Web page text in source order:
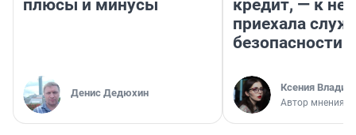
плюсы и минусы
Денис Дедюхин
кредит, — к
приехала
безопасности
Ксения
Автор мнения